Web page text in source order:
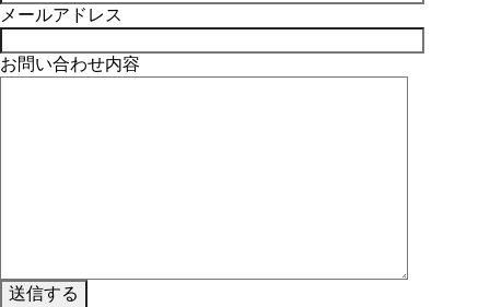
メールアドレス
お問い合わせ内容